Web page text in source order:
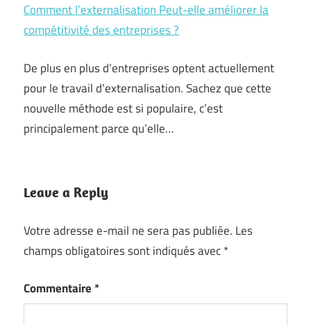
Comment l’externalisation Peut-elle améliorer la
compétitivité des entreprises ?
De plus en plus d’entreprises optent actuellement
pour le travail d’externalisation. Sachez que cette
nouvelle méthode est si populaire, c’est
principalement parce qu’elle…
Leave a Reply
Votre adresse e-mail ne sera pas publiée. Les
champs obligatoires sont indiqués avec*
Commentaire *